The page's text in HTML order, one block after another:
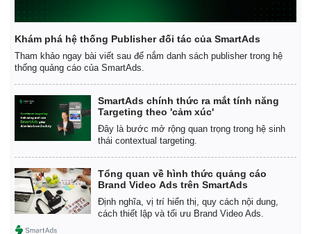
Hồ sơ
Khám phá hệ thống Publisher đối tác của SmartAds
Tham khảo ngay bài viết sau để nắm danh sách publisher trong hệ
thống quảng cáo của SmartAds.
SmartAds chính thức ra mắt tính năng
Targeting theo 'cảm xúc'
Đây là bước mở rộng quan trọng trong hệ sinh
thái contextual targeting.
Tổng quan về hình thức quảng cáo
Brand Video Ads trên SmartAds
Định nghĩa, vị trí hiển thị, quy cách nội dung,
cách thiết lập và tối ưu Brand Video Ads.